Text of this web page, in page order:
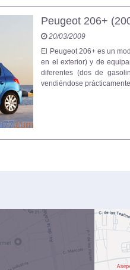
Peugeot 206+
20/03/2009
El Peugeot 206+ es un
en el exterior) y de
diferentes (dos de
vendiéndose